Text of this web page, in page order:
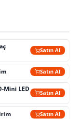
Satın Al
Satın Al
Mini LED
Satın Al
Satın Al